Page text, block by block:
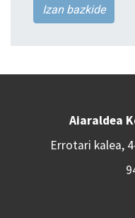
Izan bazkide
Aiaraldea
Errotari kalea,